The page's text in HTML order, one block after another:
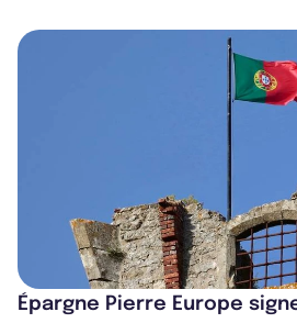
Épargne Pierre Europe